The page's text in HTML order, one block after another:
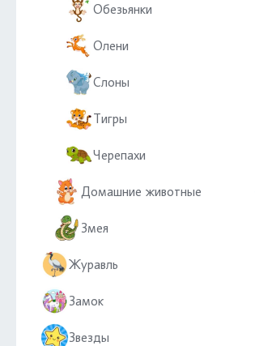
Обезьянки
Олени
Слоны
Тигры
Черепахи
Домашние животные
Змея
Журавль
Замок
Звезды